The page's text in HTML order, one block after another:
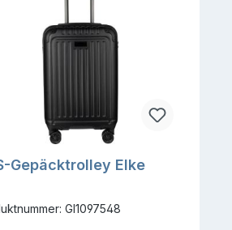
Gepäcktrolley Elke
GI1097548